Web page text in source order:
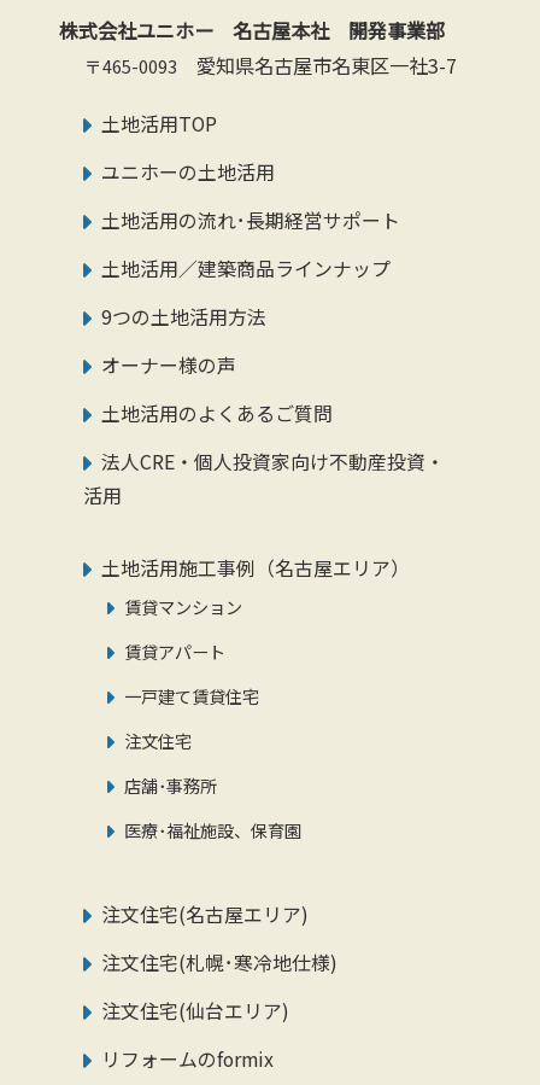
株式会社ユニホー 名古屋本社 開発事業部
〒465-0093 愛知県名古屋市名東区一社3-7
土地活用TOP
ユニホーの土地活用
土地活用の流れ･長期経営サポート
土地活用／建築商品ラインナップ
9つの土地活用方法
オーナー様の声
土地活用のよくあるご質問
法人CRE・個人投資家向け不動産投資・
活用
土地活用施工事例（名古屋エリア）
賃貸マンション
賃貸アパート
一戸建て賃貸住宅
注文住宅
店舗･事務所
医療･福祉施設、保育園
注文住宅(名古屋エリア)
注文住宅(札幌･寒冷地仕様)
注文住宅(仙台エリア)
リフォームのformix